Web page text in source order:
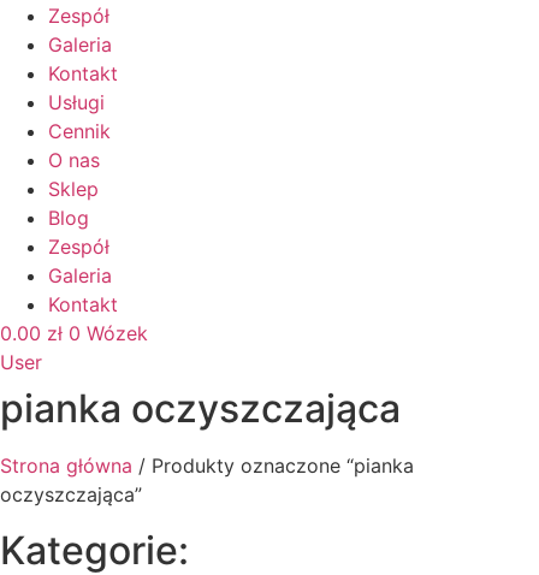
Zespół
Galeria
Kontakt
Usługi
Cennik
O nas
Sklep
Blog
Zespół
Galeria
Kontakt
0.00 zł 0 Wózek
User
pianka oczyszczająca
Strona główna / Produkty oznaczone “pianka
oczyszczająca”
Kategorie: